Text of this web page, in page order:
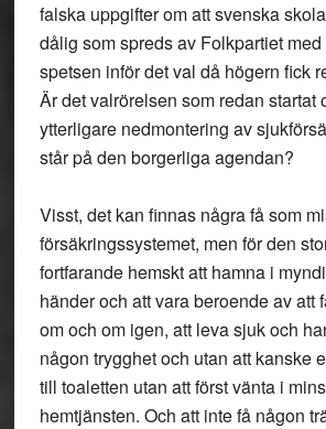
falska uppgifter om att svenska
dålig som spreds av Folkpartiet
spetsen inför det val då högern fick
Är det valrörelsen som redan startat
ytterligare nedmontering av
står på den borgerliga agendan?
Visst, det kan finnas några få som
försäkringssystemet, men för den
fortfarande hemskt att hamna i
händer och att vara beroende av att
om och om igen, att leva sjuk och
någon trygghet och utan att kanske
till toaletten utan att först vänta i
hemtjänsten. Och att inte få någon